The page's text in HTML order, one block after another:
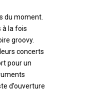
du moment.
à la fois
groovy.
concerts
pour un
d’ouverture